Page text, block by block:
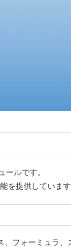
ールです。
を提供していま
、フォーミュラ